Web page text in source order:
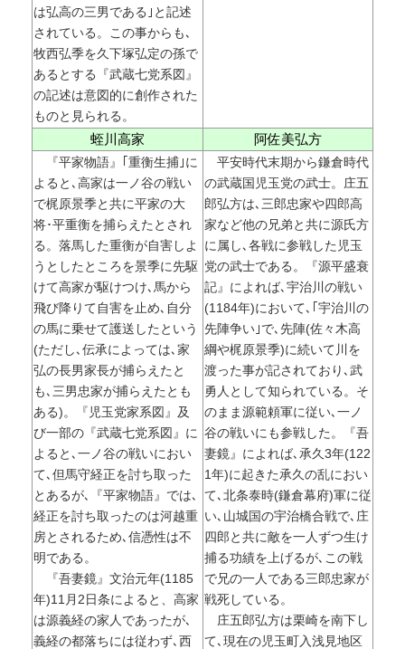
は弘高の三男である｣と記述
されている。この事からも､
牧西弘季を久下塚弘定の孫で
あるとする『武蔵七党系図』
の記述は意図的に創作された
ものと見られる。
蛭川高家
阿佐美弘方
『平家物語』｢重衡生捕｣に
よると､高家は一ノ谷の戦い
で梶原景季と共に平家の大
将･平重衡を捕らえたとされ
る。落馬した重衡が自害しよ
うとしたところを景季に先駆
けて高家が駆けつけ､馬から
飛び降りて自害を止め､自分
の馬に乗せて護送したという
(ただし､伝承によっては､家
弘の長男家長が捕らえたと
も､三男忠家が捕らえたとも
ある)。『児玉党家系図』及
び一部の『武蔵七党系図』に
よると､一ノ谷の戦いにおい
て､但馬守経正を討ち取った
とあるが､『平家物語』では､
経正を討ち取ったのは河越重
房とされるため､信憑性は不
明である。
『吾妻鏡』文治元年(1185
年)11月2日条によると、高家
は源義経の家人であったが､
義経の都落ちには従わず､西
平安時代末期から鎌倉時代
の武蔵国児玉党の武士。庄五
郎弘方は､三郎忠家や四郎高
家など他の兄弟と共に源氏方
に属し､各戦に参戦した児玉
党の武士である。『源平盛衰
記』によれば､宇治川の戦い
(1184年)において､｢宇治川の
先陣争い｣で､先陣(佐々木高
綱や梶原景季)に続いて川を
渡った事が記されており､武
勇人として知られている。そ
のまま源範頼軍に従い､一ノ
谷の戦いにも参戦した。『吾
妻鏡』によれば､承久3年(122
1年)に起きた承久の乱におい
て､北条泰時(鎌倉幕府)軍に従
い､山城国の宇治橋合戦で､庄
四郎と共に敵を一人ずつ生け
捕る功績を上げるが､この戦
で兄の一人である三郎忠家が
戦死している。
庄五郎弘方は栗崎を南下し
て､現在の児玉町入浅見地区